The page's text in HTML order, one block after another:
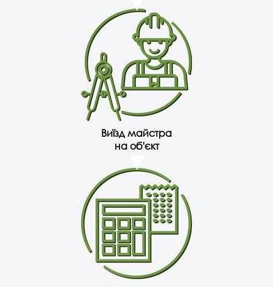
Виїзд майстра
на об'єкт